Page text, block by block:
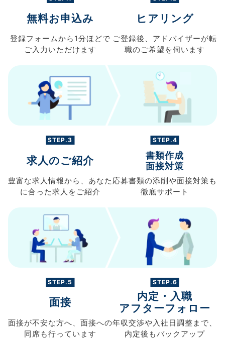
無料お申込み
登録フォームから 1分ほどで
ご入力 いただけます
ヒアリング
ご登録後、 アドバイザーが転
職のご希望を伺います
STEP.3
求人のご紹介
豊富な求人情報から、 あなた
に合った求人を ご紹介
STEP.4
書類作成
面接対策
応募書類の添削や面接対策も
徹底サポート
STEP.5
面接
面接が不安な方へ、 面接への
同席も行っています
STEP.6
内定・入職
アフターフォロー
年収交渉や 入社日調整まで、
内定後もバックアップ